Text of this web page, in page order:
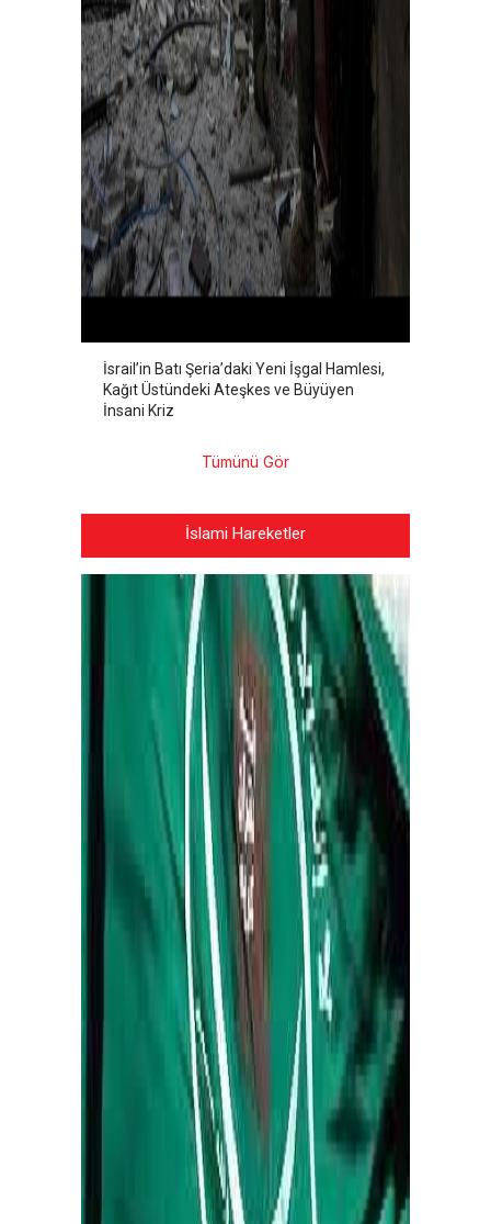
İsrail’in Batı Şeria’daki Yeni İşgal Hamlesi,
Kağıt Üstündeki Ateşkes ve Büyüyen
İnsani Kriz
Tümünü Gör
İslami Hareketler